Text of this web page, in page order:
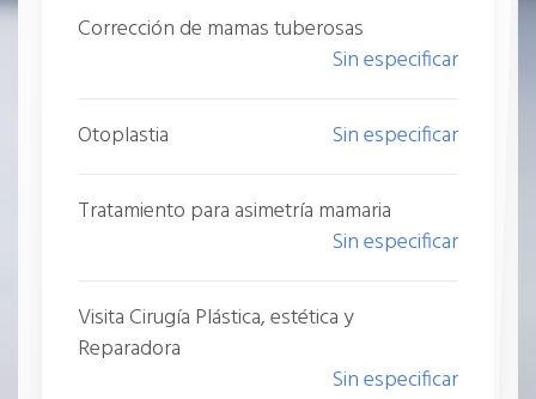
Corrección de mamas tuberosas
Sin especificar
Otoplastia Sin especificar
Tratamiento para asimetría mamaria
Sin especificar
Visita Cirugía Plástica, estética y
Reparadora
Sin especificar